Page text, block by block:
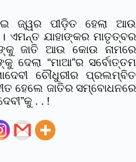
ଜ୍ୱର ପୀଡ଼ିତ ହେଲା ଆଉ
ଏମନ୍ତ ଯାହାଙ୍କର ମାତୃତ୍ବର
ଜାତି ଆଉ କୋଉ ନାମରେ
ଦେଲା “ମାଆ”ର ସର୍ବୋତ୍ତମ
ଚୌଧୁରୀର ପ୍ରଲମ୍ବିତ
ହେଲେ ଜାତିର ସମ୍ବୋଧନରେ
. . !